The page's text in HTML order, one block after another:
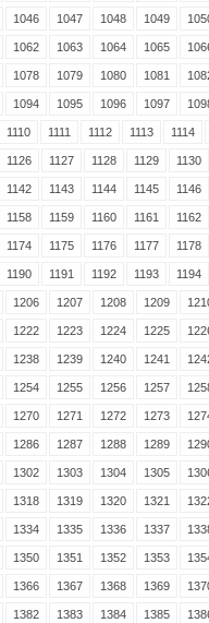
1046 1047 1048 1049
1062 1063 1064 1065
1078 1079 1080 1081
1094 1095 1096 1097
1110 1111 1112 1113 1114
1126 1127 1128 1129 1130
1142 1143 1144 1145 1146
1158 1159 1160 1161 1162
1174 1175 1176 1177 1178
1190 1191 1192 1193 1194
1206 1207 1208 1209
1222 1223 1224 1225
1238 1239 1240 1241
1254 1255 1256 1257
1270 1271 1272 1273
1286 1287 1288 1289
1302 1303 1304 1305
1318 1319 1320 1321
1334 1335 1336 1337
1350 1351 1352 1353
1366 1367 1368 1369
1382 1383 1384 1385